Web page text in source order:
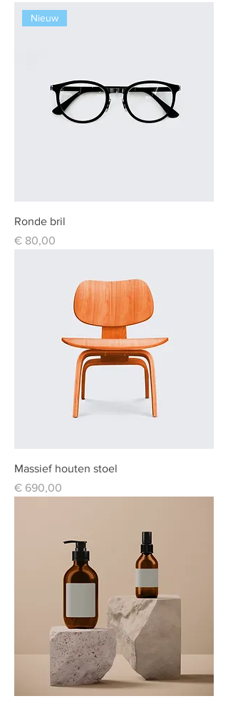
Nieuw
Ronde bril
Prijs
€ 80,00
Massief houten stoel
Prijs
€ 690,00